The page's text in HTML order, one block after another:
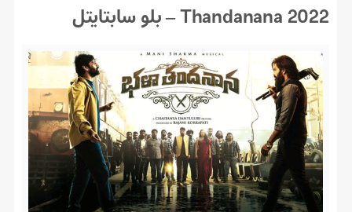
Thandanana 2022 – بلو سابتايتل